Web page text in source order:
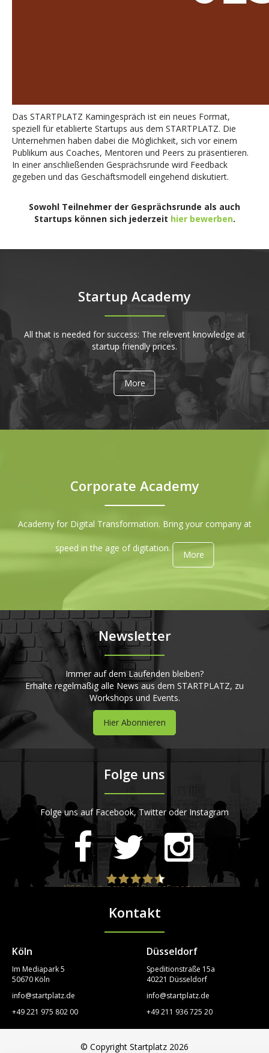
Das STARTPLATZ Kamingespräch ist ein neues Format,
speziell für etablierte Startups aus dem STARTPLATZ. Die
Unternehmen haben dabei die Möglichkeit, sich vor einem
Publikum aus Coaches, Mentoren und Peers zu präsentieren.
In einer anschließenden Gesprächsrunde wird Feedback
gegeben und das Geschäftsmodell eingehend diskutiert.
Sowohl Teilnehmer der Gesprächsrunde als auch
Startups können sich jederzeit hier bewerben.
Startup Academy
All that is needed for success: The relevent knowledge at
startup friendly prices.
More
Corporate Academy
Academy for Digital Transformation. Bring your company at
speed in the age of digitation.
More
Newsletter
Immer auf dem Laufenden bleiben?
Erhalte regelmäßig alle News aus dem STARTPLATZ, zu
Workshops und Events.
Hier Abonnieren
Folge uns
Folge uns auf Facebook, Twitter oder Instagram
STARTPLATZ
420Bewertungen auf ProvenExpert.com
Kontakt
Köln
Im Mediapark 5
50670 Köln
info@startplatz.de
+49 221 975 802 00
Düsseldorf
Speditionstraße 15a
40221 Düsseldorf
info@startplatz.de
+49 211 936 725 20
© Copyright Startplatz 2026